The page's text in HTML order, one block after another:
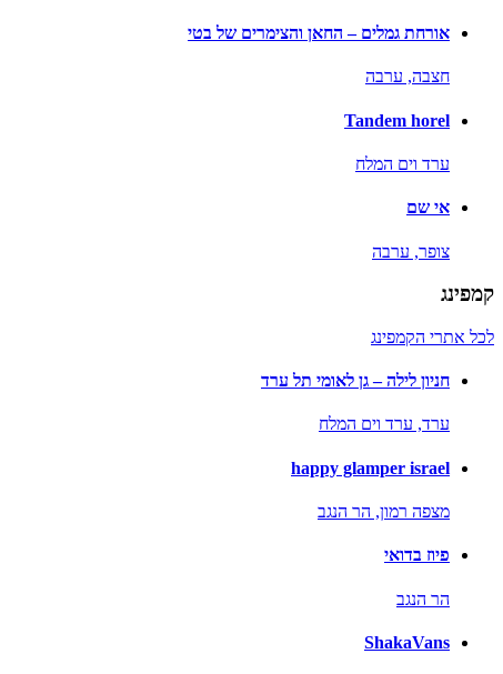
אורחת גמלים – החאן והצימרים של בטי
חצבה, ערבה
Tandem horel
ערד וים המלח
אי שם
צופר, ערבה
קמפינג
לכל אתרי הקמפינג
חניון לילה – גן לאומי תל ערד
ערד, ערד וים המלח
happy glamper israel
מצפה רמון, הר הנגב
פיוז בדואי
הר הנגב
ShakaVans